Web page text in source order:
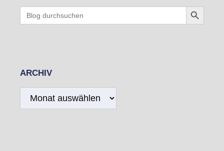
Search
for:
Search Button
ARCHIV